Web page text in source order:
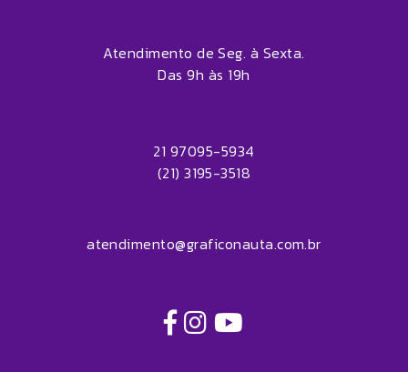
Atendimento de Seg. à Sexta.
Das 9h às 19h
21 97095-5934
(21) 3195-3518
atendimento@graficonauta.com.br